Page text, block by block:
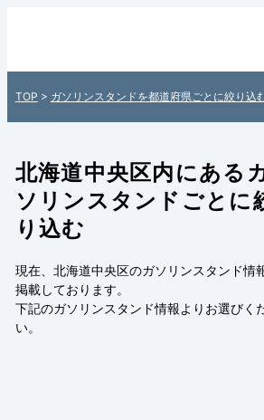
覧 - 全国各地のガソリンス
きでご紹介！日本全国のガ
検索サイト「ガソスタマッ
TOP > ガソリンスタンドを都道府県ごとに絞り込
北海道中央区内にある
ソリンスタンドごとに
り込む
現在、北海道中央区のガソリンスタンド情
掲載しております。
下記のガソリンスタンド情報よりお選びく
い。